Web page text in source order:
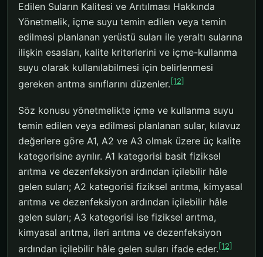
Edilen Suların Kalitesi ve Arıtılması Hakkında
Yönetmelik, içme suyu temin edilen veya temin
edilmesi planlanan yerüstü suları ile yeraltı sularına
ilişkin esasları, kalite kriterlerini ve içme-kullanma
suyu olarak kullanılabilmesi için belirlenmesi
gereken arıtma sınıflarını düzenler.[12]
Söz konusu yönetmelikte içme ve kullanma suyu
temin edilen veya edilmesi planlanan sular, kılavuz
değerlere göre A1, A2 ve A3 olmak üzere üç kalite
kategorisine ayrılır. A1 kategorisi basit fiziksel
arıtma ve dezenfeksiyon ardından içilebilir hâle
gelen suları; A2 kategorisi fiziksel arıtma, kimyasal
arıtma ve dezenfeksiyon ardından içilebilir hâle
gelen suları; A3 kategorisi ise fiziksel arıtma,
kimyasal arıtma, ileri arıtma ve dezenfeksiyon
ardından içilebilir hâle gelen suları ifade eder.[12]